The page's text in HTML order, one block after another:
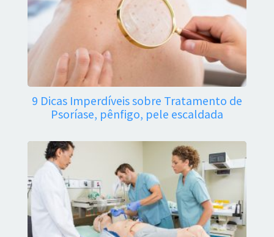
9 Dicas Imperdíveis sobre Tratamento de
Psoríase, pênfigo, pele escaldada